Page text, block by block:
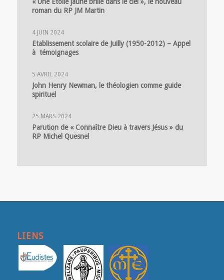
roman du RP JM Martin
4 JUIN 2024
Etablissement scolaire de Juilly (1950-2012) – Appel
à témoignages
5 AVRIL 2024
John Henry Newman, le théologien comme guide
spirituel
25 MARS 2024
Parution de « Connaître Dieu à travers Jésus » du
RP Michel Quesnel
LIENS